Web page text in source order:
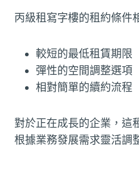
丙級租寫字樓的租約條件
較短的最低租賃期限
彈性的空間調整選項
相對簡單的續約流程
對於正在成長的企業，這
根據業務發展需求靈活調